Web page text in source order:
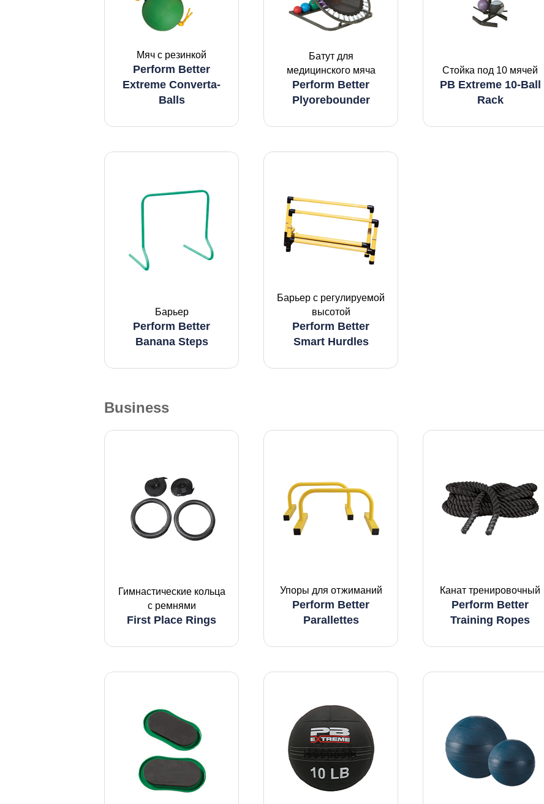
Мяч с резинкой
Perform Better
Extreme Converta-
Balls
Батут для
медицинского мяча
Perform Better
Plyorebounder
Стойка под 10 мячей
PB Extreme 10-Ball
Rack
Барьер
Perform Better
Banana Steps
Барьер с регулируемой
высотой
Perform Better
Smart Hurdles
Business
Гимнастические кольца
с ремнями
First Place Rings
Упоры для отжиманий
Perform Better
Parallettes
Канат тренировочный
Perform Better
Training Ropes